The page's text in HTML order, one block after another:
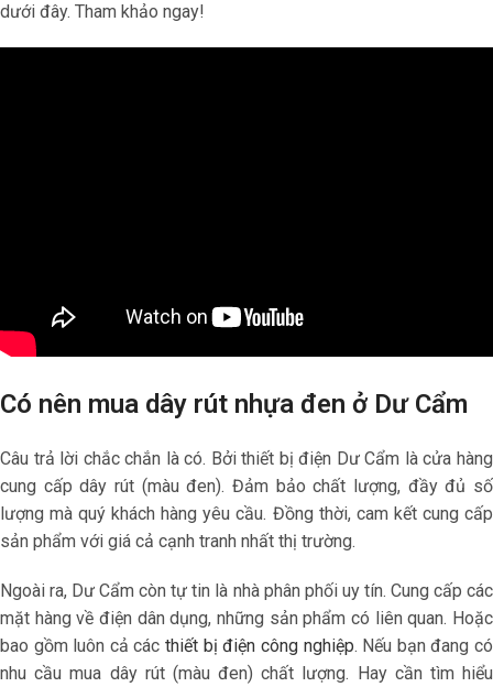
dưới đây. Tham khảo ngay!
Có nên mua dây rút nhựa đen ở Dư Cẩm
Câu trả lời chắc chắn là có. Bởi thiết bị điện Dư Cẩm là cửa hàng
cung cấp dây rút (màu đen). Đảm bảo chất lượng, đầy đủ số
lượng mà quý khách hàng yêu cầu. Đồng thời, cam kết cung cấp
sản phẩm với giá cả cạnh tranh nhất thị trường.
Ngoài ra, Dư Cẩm còn tự tin là nhà phân phối uy tín. Cung cấp các
mặt hàng về điện dân dụng, những sản phẩm có liên quan. Hoặc
bao gồm luôn cả cácthiết bị điện công nghiệp. Nếu bạn đang có
nhu cầu mua dây rút (màu đen) chất lượng. Hay cần tìm hiểu